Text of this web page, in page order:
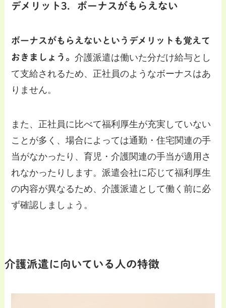
デメリット3．ボーナスがもらえない
ボーナスがもらえないというデメリットも覚えて
おきましょう。介護派遣は働いた分だけ給与とし
て支給されるため、正社員のようなボーナスはあ
りません。
また、正社員に比べて福利厚生が充実していない
ことが多く、場合によっては通勤・住宅関連の手
当がなかったり、育児・介護関連の手当が適用さ
れなかったりします。派遣会社に応じて福利厚生
の内容が異なるため、介護派遣として働く前に必
ず確認しましょう。
介護派遣に向いている人の特徴